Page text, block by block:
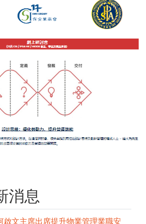
消息
啟文主席出席提升物業管理業職安